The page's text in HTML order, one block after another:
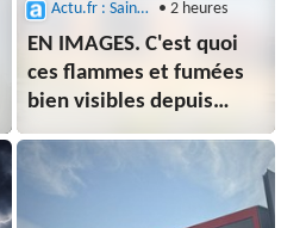
Actu.fr : Saint-Etienne • 2 heures
EN IMAGES. C'est quoi
ces flammes et fumées
bien visibles depuis
l'autoroute près de
Clermont ?